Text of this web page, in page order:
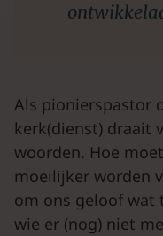
Als pionierspastor
kerk(dienst) draait
woorden. Hoe
moeilijker worden
om ons geloof wat
wie er (nog) niet